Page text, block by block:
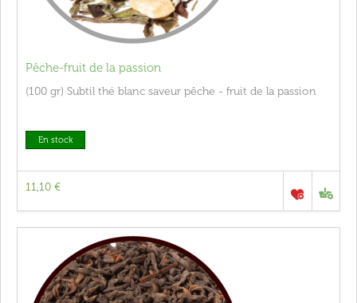
Pêche-fruit de la passion
(100 gr) Subtil thé blanc saveur pêche - fruit de la passion
En stock
11,10 €